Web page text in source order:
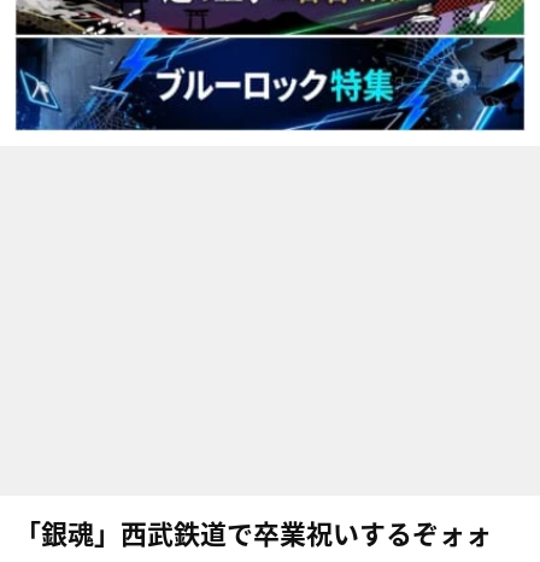
「銀魂」西武鉄道で卒業祝いするぞォォ